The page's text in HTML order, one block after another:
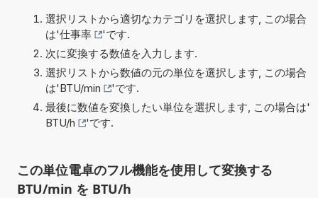
選択リストから適切なカテゴリを選択します, この場合
は'仕事率
'です.
次に変換する数値を入力します.
選択リストから数値の元の単位を選択します, この場合
は'BTU/min
'です.
最後に数値を変換したい単位を選択します, この場合は'
BTU/h
'です.
この単位電卓のフル機能を使用して変換する
BTU/min を BTU/h